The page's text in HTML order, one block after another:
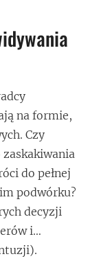
na formie,
Czy
do pełnej
podwórku?
decyzji
i…